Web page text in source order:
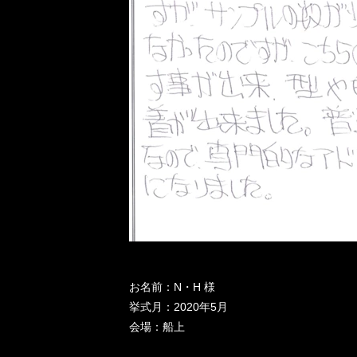
お名前：N・H 様
挙式月：2020年5月
会場：船上